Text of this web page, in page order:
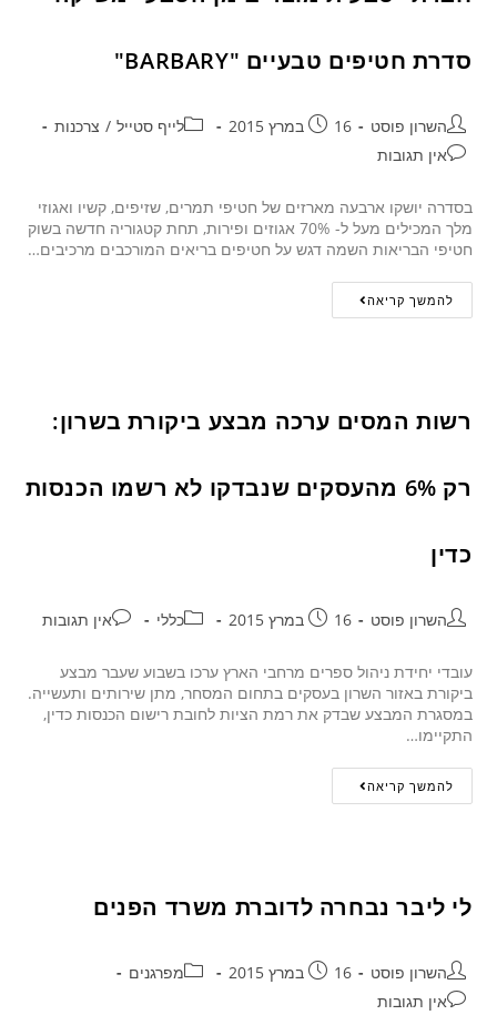
סדרת חטיפים טבעיים "BARBARY"
השרון פוסט 16 במרץ 2015 לייף סטייל / צרכנות
אין תגובות
בסדרה יושקו ארבעה מארזים של חטיפי תמרים, שזיפים, קשיו ואגוזי
מלך המכילים מעל ל- 70% אגוזים ופירות, תחת קטגוריה חדשה בשוק
חטיפי הבריאות השמה דגש על חטיפים בריאים המורכבים מרכיבים…
להמשך קריאה
רשות המסים ערכה מבצע ביקורת בשרון:
רק 6% מהעסקים שנבדקו לא רשמו הכנסות
כדין
השרון פוסט 16 במרץ 2015 כללי אין תגובות
עובדי יחידת ניהול ספרים מרחבי הארץ ערכו בשבוע שעבר מבצע
ביקורת באזור השרון בעסקים בתחום המסחר, מתן שירותים ותעשייה.
במסגרת המבצע שבדק את רמת הציות לחובת רישום הכנסות כדין,
התקיימו…
להמשך קריאה
לי ליבר נבחרה לדוברת משרד הפנים
השרון פוסט 16 במרץ 2015
מפרגנים
אין תגובות